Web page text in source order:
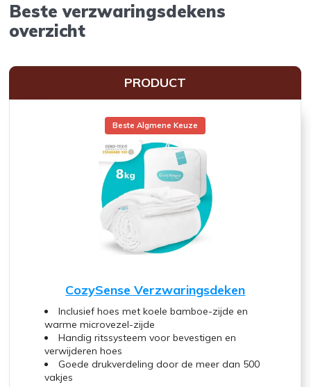
Beste verzwaringsdekens
overzicht
PRODUCT
Beste Algmene Keuze
CozySense Verzwaringsdeken
Inclusief hoes met koele bamboe-zijde en
warme microvezel-zijde
Handig ritssysteem voor bevestigen en
verwijderen hoes
Goede drukverdeling door de meer dan 500
vakjes